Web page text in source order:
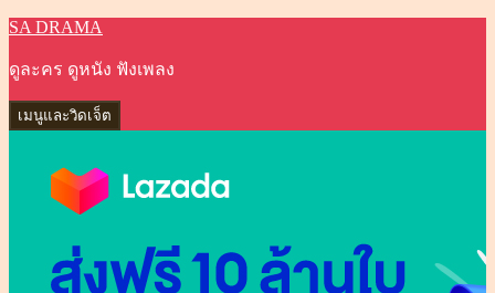
ข้าม
ยัง
เนื้อหา
SA DRAMA
ดูละคร ดูหนัง ฟังเพลง
เมนูและวิดเจ็ต